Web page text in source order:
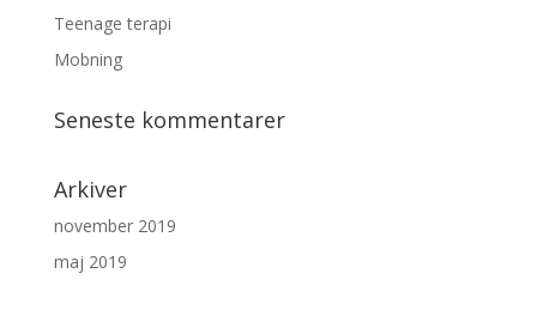
Teenage terapi
Mobning
Seneste kommentarer
Arkiver
november 2019
maj 2019